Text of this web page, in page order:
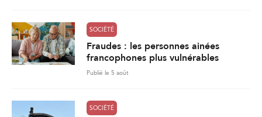
SOCIÉTÉ
Fraudes : les personnes ainées
francophones plus vulnérables
Publié le 5 août
SOCIÉTÉ